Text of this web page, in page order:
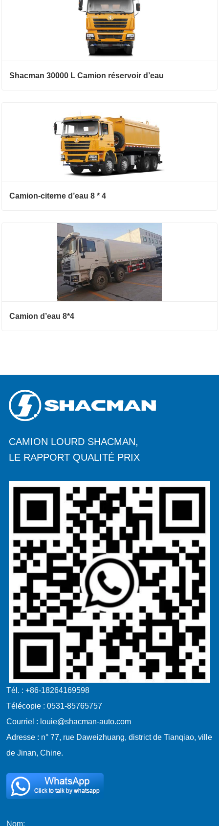
Shacman 30000 L Camion réservoir d’eau
Camion-citerne d’eau 8 * 4
Camion d’eau 8*4
CAMION LOURD SHACMAN,
LE RAPPORT QUALITÉ PRIX
Tél. : +86-18264169598
Télécopie : 0531-85765757
Courriel : louie@shacman-auto.com
Adresse : n° 77, rue Daweizhuang, district de Tianqiao, ville
de Jinan, Chine.
Nom: